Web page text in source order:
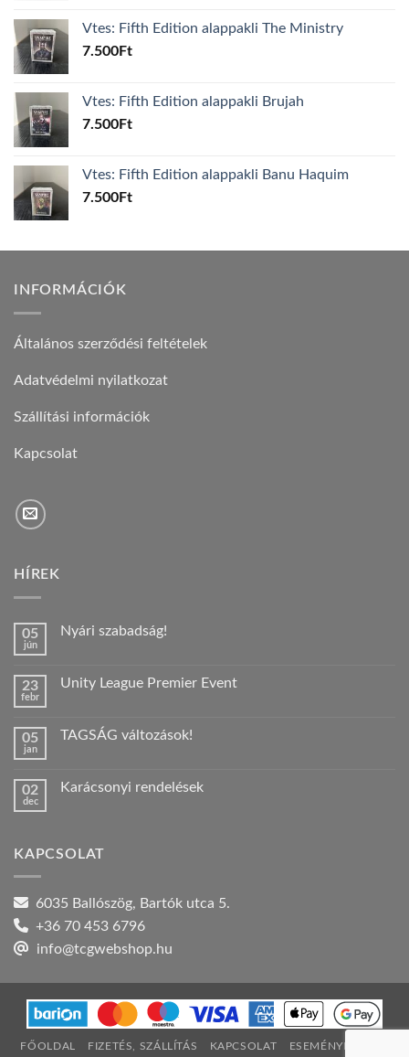
Vtes: Fifth Edition alappakli The Ministry
7.500Ft
Vtes: Fifth Edition alappakli Brujah
7.500Ft
Vtes: Fifth Edition alappakli Banu Haquim
7.500Ft
INFORMÁCIÓK
Általános szerződési feltételek
Adatvédelmi nyilatkozat
Szállítási információk
Kapcsolat
HÍREK
05
jún
Nyári szabadság!
Nyári
23
febr
Unity League Premier Event
Unity
bejegyzéshez
05
jan
TAGSÁG változások!
TAGSÁG
02
dec
Karácsonyi rendelések
rendelések
KAPCSOLAT
6035 Ballószög, Bartók utca 5.
+36 70 453 6796
info@tcgwebshop.hu
FŐOLDAL FIZETÉS, SZÁLLÍTÁS KAPCSOLAT ESEMÉNYNAPTÁR